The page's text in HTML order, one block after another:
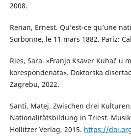
2008.
Renan, Ernest. Qu’est-ce qu’une
Sorbonne, le 11 mars 1882. Pariz:
Ries, Sara. »Franjo Ksaver Kuhač u
korespondenata«. Doktorska
Zagrebu, 2022.
Santi, Matej. Zwischen drei
Nationalitätsbildung in Triest.
Hollitzer Verlag, 2015. https://